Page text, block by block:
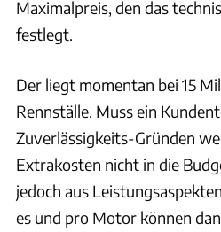
Maximalpreis, den das
festlegt.
Der liegt momentan bei 15
Rennställe. Muss ein
Zuverlässigkeits-Gründen
Extrakosten nicht in die
jedoch aus
es und pro Motor können